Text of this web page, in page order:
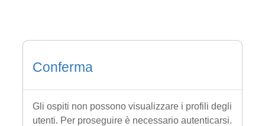
Conferma
Gli ospiti non possono visualizzare i profili degli
utenti. Per proseguire è necessario autenticarsi.